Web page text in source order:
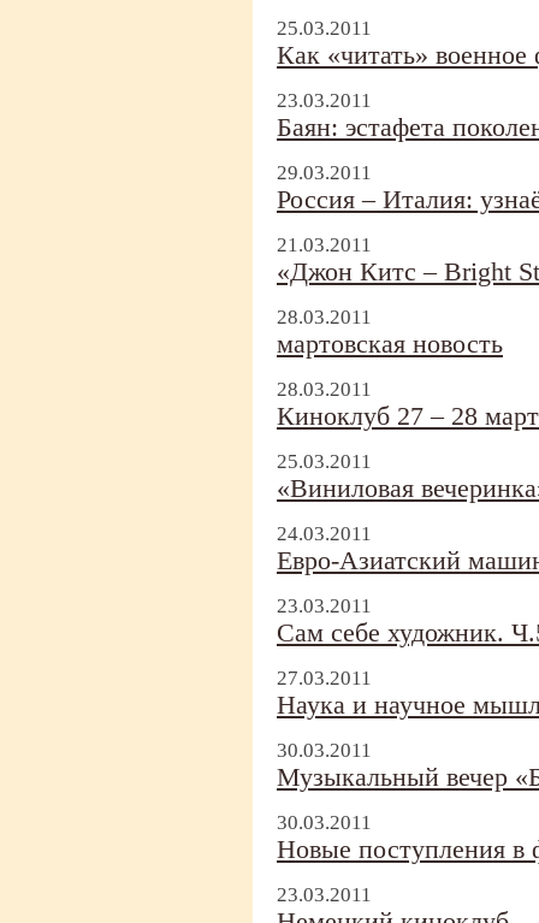
25.03.2011
Как «читать» военное
23.03.2011
Баян: эстафета
29.03.2011
Россия – Италия:
21.03.2011
«Джон Китс – Bright
28.03.2011
мартовская новость
28.03.2011
Киноклуб 27 – 28
25.03.2011
«Виниловая
24.03.2011
Евро-Азиатский
23.03.2011
Сам себе художник.
27.03.2011
Наука и научное
30.03.2011
Музыкальный вечер
30.03.2011
Новые поступления в
23.03.2011